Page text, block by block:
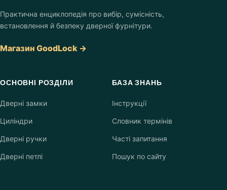
Практична енциклопедія про вибір, сумісність,
встановлення й безпеку дверної фурнітури.
Магазин GoodLock →
ОСНОВНІ РОЗДІЛИ
Дверні замки
Циліндри
Дверні ручки
Дверні петлі
БАЗА ЗНАНЬ
Інструкції
Словник термінів
Часті запитання
Пошук по сайту